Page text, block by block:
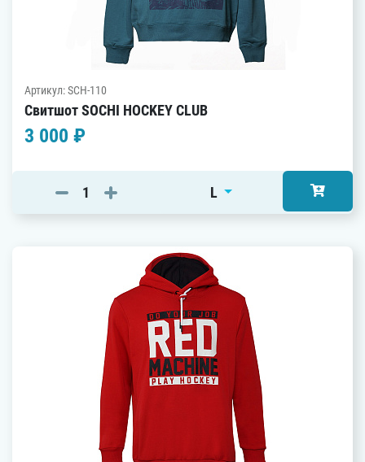
Артикул: SCH-110
Свитшот SOCHI HOCKEY CLUB
3 000 ₽
L